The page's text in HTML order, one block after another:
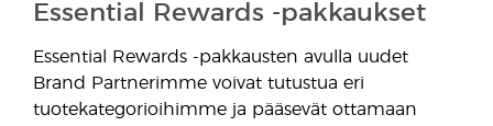
Essential Rewards -pakkaukset
Essential Rewards -pakkausten avulla uudet
Brand Partnerimme voivat tutustua eri
tuotekategorioihimme ja pääsevät ottamaan